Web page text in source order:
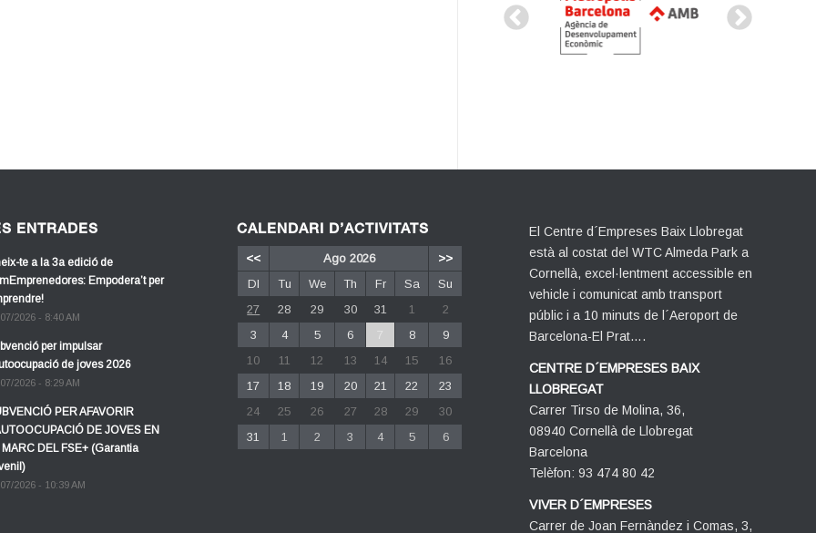
ENTRADES
te a la 3a edició de
Empodera’t per
2026 - 8:40 AM
per impulsar
de joves 2026
2026 - 8:29 AM
PER AFAVORIR
DE JOVES EN
MARC DEL FSE+ (Garantia
2026 - 10:39 AM
CALENDARI D’ACTIVITATS
<< Ago 2026
>>
Dl
Tu We Th Fr Sa
Su
27
28 29 30 31 1
2
3
4 5 6 7 8
9
10
11 12 13 14 15
16
17
18 19 20 21 22
23
24
25 26 27 28 29
30
31
1 2 3 4 5 6
El Centre d´Empreses Baix Llobregat
està al costat del WTC Almeda Park a
Cornellà, excel·lentment accessible en
vehicle i comunicat amb transport
públic i a 10 minuts de l´Aeroport de
Barcelona-El Prat….
CENTRE D´EMPRESES BAIX
LLOBREGAT
Carrer Tirso de Molina, 36,
08940 Cornellà de Llobregat
Barcelona
Telèfon: 93 474 80 42
VIVER D´EMPRESES
Carrer de Joan Fernàndez i Comas, 3,